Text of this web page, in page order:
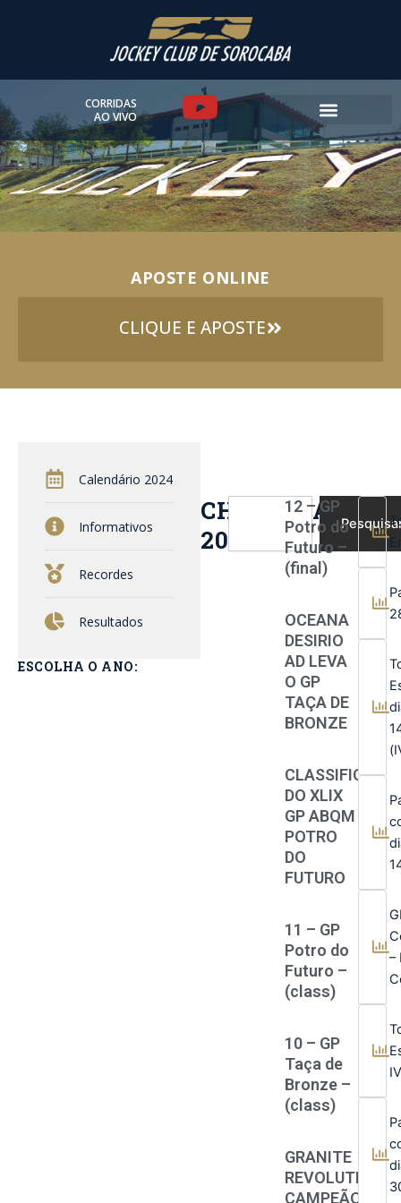
CORRIDAS
AO VIVO
Y
o
u
t
b
e
APOSTE ONLINE
CLIQUE E APOSTE
Calendário 2024
Informativos
Recordes
Resultados
ESCOLHA O ANO:
CHAMADAS
2023
Pesquisar12 – GP
Potro do
Futuro –
(final)
OCEANA
DESIRIO
AD LEVA
O GP
TAÇA DE
BRONZE
DO XLIX
GP ABQM
POTRO
DO
FUTURO
11 – GP
Potro do
Futuro –
(class)
10 – GP
Taça de
Bronze –
(class)
GRANITE
REVOLUTION:
CAMPEÃO
–